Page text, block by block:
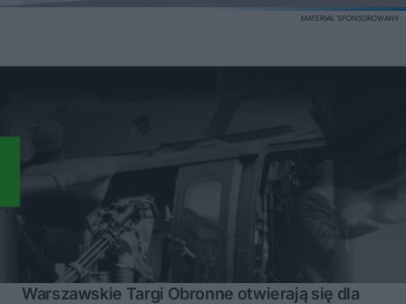
Warszawskie Targi Obronne otwierają się dla
MATERIAŁ SPONSOROWANY